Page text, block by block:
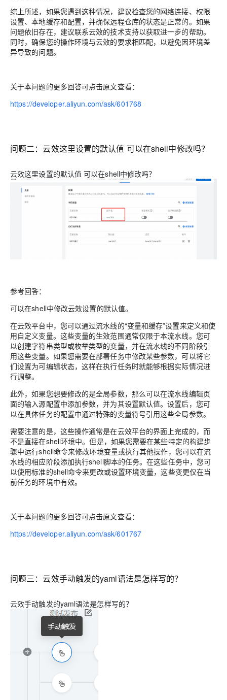
综上所述，如果您遇到这种情况，建议检查您的网络连接、权限
设置、本地缓存和配置，并确保远程仓库的状态是正常的。如果
问题依旧存在，建议联系云效的技术支持以获取进一步的帮助。
同时，确保您的操作环境与云效的要求相匹配，以避免因环境差
异导致的问题。
关于本问题的更多回答可点击原文查看：
https://developer.aliyun.com/ask/601768
问题二：云效这里设置的默认值 可以在shell中修改吗？
云效这里设置的默认值 可以在shell中修改吗？
参考回答：
可以在shell中修改云效设置的默认值。
在云效平台中，您可以通过流水线的“变量和缓存”设置来定义和使
用自定义变量。这些变量的生效范围通常仅限于本流水线。您可
以创建字符串类型或枚举类型的变量，并在流水线的不同阶段引
用这些变量。如果您需要在部署任务中修改某些参数，可以将它
们设置为可编辑状态，这样在执行任务时就能够根据实际情况进
行调整。
此外，如果您想要修改的是全局参数，那么可以在流水线编辑页
面的输入源配置中添加参数，并为其设置默认值。设置后，您可
以在具体任务的配置中通过特殊的变量符号引用这些全局参数。
需要注意的是，这些操作通常是在云效平台的界面上完成的，而
不是直接在shell环境中。但是，如果您需要在某些特定的构建步
骤中运行shell命令来修改环境变量或执行其他操作，您可以在流
水线的相应阶段添加执行shell脚本的任务。在这些任务中，您可
以使用标准的shell命令来更改或设置环境变量，这些变更仅在当
前任务的环境中有效。
关于本问题的更多回答可点击原文查看：
https://developer.aliyun.com/ask/601767
问题三：云效手动触发的yaml语法是怎样写的？
云效手动触发的yaml语法是怎样写的？